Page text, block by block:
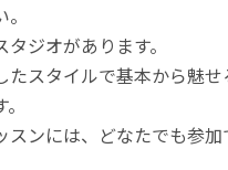
ジオがあります。
たスタイルで基本から魅
ンには、どなたでも参加